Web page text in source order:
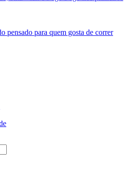
pensado para quem gosta de correr